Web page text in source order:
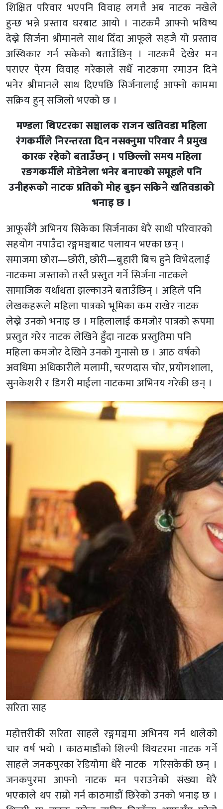
शिक्षित परिवार भएपनि विवाह लगत्तै अब नाटक नखेले
हुन्छ भन्ने प्रस्ताव घरबाट आयो । नाटकमै आफ्नो भविष्य
देख्ने सिर्जना श्रीमानले साथ दिँदा आफूले सहजै यो प्रस्ताव
अस्विकार गर्न सकेको बताउँछिन् । नाटकमै देखेर मन
पराएर पे्रम विवाह गरेकाले सधैँ नाटकमा रमाउन दिने
भनेर श्रीमानले साथ दिएपछि सिर्जनालाई आफ्नो काममा
सक्रिय हुन् सजिलो भएको छ ।
मण्डला थिएटरका सञ्चालक राजन खतिवडा महिला
रंगकर्मीले निरन्तरता दिन नसक्नुमा परिवार नै प्रमुख
कारक रहेको बताउँछन् । पछिल्लो समय महिला
रङगकर्मीले मोडेनेला भनेर बनाएको समूहले पनि
उनीहरूको नाटक प्रतिको मोह बुझ्न सकिने खतिवडाको
भनाइ छ ।
आफूसँगै अभिनय सिकेका सिर्जनाका धेरै साथी परिवारको
सहयोग नपाउँदा रङ्गमञ्चबाट पलायन भएका छन् ।
समाजमा छोरा—छोरी, छोरी—बुहारी बिच हुने विभेदलाई
नाटकमा जस्ताको तस्तै प्रस्तुत गर्ने सिर्जना नाटकले
सामाजिक यर्थाथता झल्काउने बताउँछिन् । अहिले पनि
लेखकहरूले महिला पात्रको भूमिका कम राखेर नाटक
लेख्ने उनको भनाइ छ । महिलालाई कमजोर पात्रको रूपमा
प्रस्तुत गरेर नाटक लेखिने हुँदा नाटक प्रस्तुतिमा पनि
महिला कमजोर देखिने उनको गुनासो छ । आठ वर्षको
अवधिमा अधिकारीले मलामी, चरणदास चोर, प्रयोगशाला,
सुनकेशरी र डिगरी माईला नाटकमा अभिनय गरेकी छन् ।
सरिता साह
महोत्तरीकी सरिता साहले रङ्गमञ्चमा अभिनय गर्न थालेको
चार वर्ष भयो । काठमाडौंको शिल्पी थियटरमा नाटक गर्ने
साहले जनकपुरका रेडियोमा धेरै नाटक गरिसकेकी छन् ।
जनकपुरमा आफ्नो नाटक मन पराउनेको संख्या धेरै
भएकाले थप राम्रो गर्न काठमाडौं छिरेको उनको भनाइ छ ।